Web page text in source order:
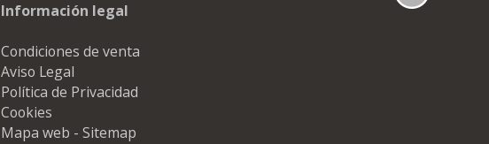
Información legal
Condiciones de venta
Aviso Legal
Política de Privacidad
Cookies
Mapa web - Sitemap